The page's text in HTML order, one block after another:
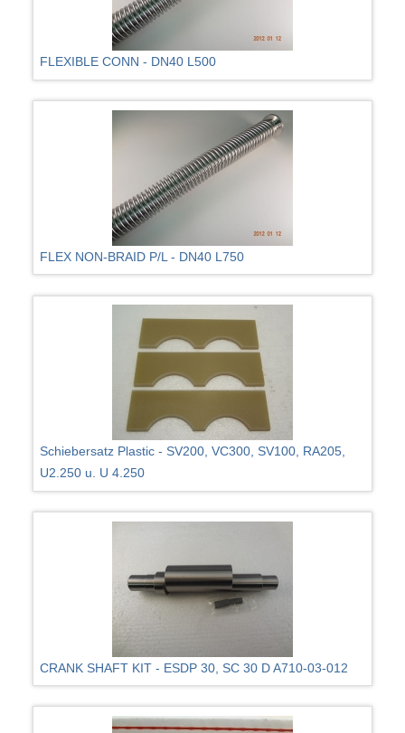
FLEXIBLE CONN - DN40 L500
FLEX NON-BRAID P/L - DN40 L750
Schiebersatz Plastic - SV200, VC300, SV100, RA205,
U2.250 u. U 4.250
CRANK SHAFT KIT - ESDP 30, SC 30 D A710-03-012